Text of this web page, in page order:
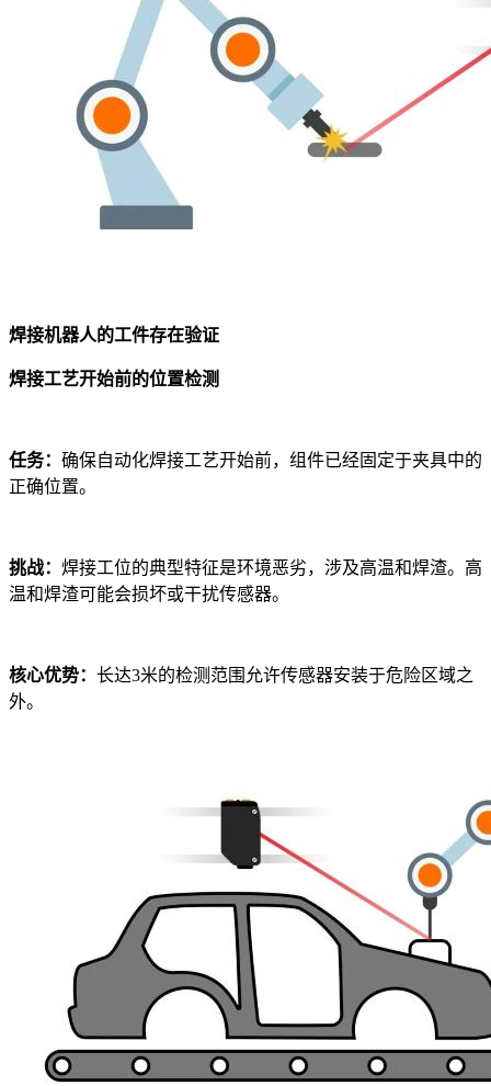
焊接机器人的工件存在验证
焊接工艺开始前的位置检测
任务： 确保自动化焊接工艺开始前，组件已经固定于夹具中的
正确位置。
挑战： 焊接工位的典型特征是环境恶劣，涉及高温和焊渣。高
温和焊渣可能会损坏或干扰传感器。
核心优势： 长达3米的检测范围允许传感器安装于危险区域之
外。